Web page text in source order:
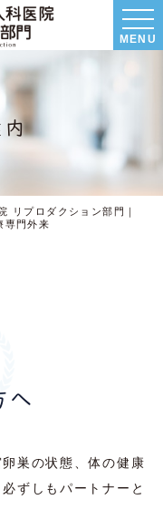
MENU
内
リプロダクション部門｜
専門外来
へ
巣の状態、体の健康
ずしもパートナーと